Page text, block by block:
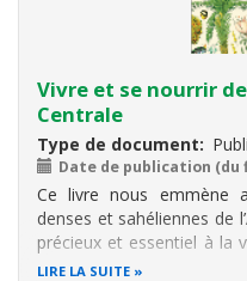
Vivre et se nourrir
Centrale
Type de document
Date de publication (du
Ce livre nous emmène
denses et sahéliennes de
précieux et essentiel à la
représentant l’un des
LIRE LA SUITE